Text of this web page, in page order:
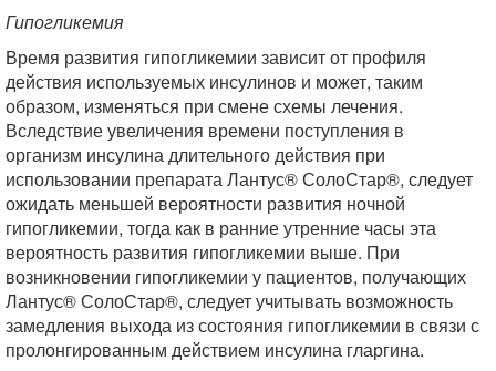
Гипогликемия
Время развития гипогликемии зависит от профиля
действия используемых инсулинов и может, таким
образом, изменяться при смене схемы лечения.
Вследствие увеличения времени поступления в
организм инсулина длительного действия при
использовании препарата Лантус® СолоСтар®, следует
ожидать меньшей вероятности развития ночной
гипогликемии, тогда как в ранние утренние часы эта
вероятность развития гипогликемии выше. При
возникновении гипогликемии у пациентов, получающих
Лантус® СолоСтар®, следует учитывать возможность
замедления выхода из состояния гипогликемии в связи с
пролонгированным действием инсулина гларгина.